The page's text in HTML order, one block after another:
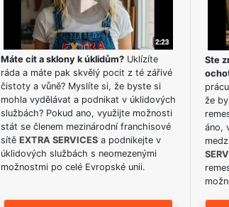
Máte cit a sklony k úklidům?Uklízíte
ráda a máte pak skvělý pocit z té zářivé
čistoty a vůně? Myslíte si, že byste si
mohla vydělávat a podnikat v úklidových
službách? Pokud ano, využijte možnosti
stát se členem mezinárodní franchisové
sítě EXTRA SERVICESa podnikejte v
úklidových službách s neomezenými
možnostmi po celé Evropské unii.
Ste
že
áno,